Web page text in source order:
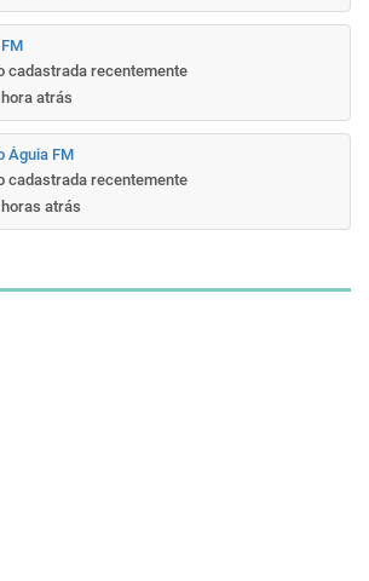
cadastrada recentemente
hora atrás
Águia FM
cadastrada recentemente
horas atrás